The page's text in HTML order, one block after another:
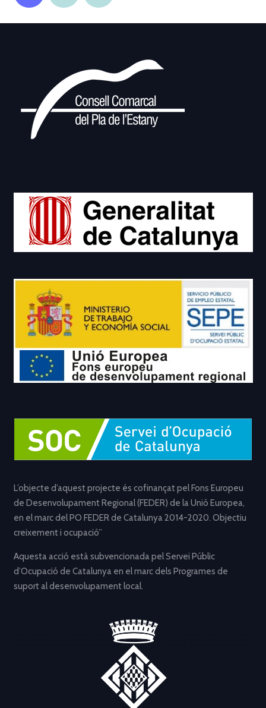
L’objecte d’aquest projecte és cofinançat pel Fons Europeu
de Desenvolupament Regional (FEDER) de la Unió Europea,
en el marc del PO FEDER de Catalunya 2014-2020. Objectiu
creixement i ocupació”
Aquesta acció està subvencionada pel Servei Públic
d’Ocupació de Catalunya en el marc dels Programes de
suport al desenvolupament local.